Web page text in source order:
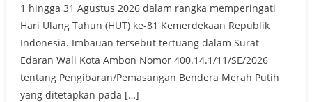
1 hingga 31 Agustus 2026 dalam rangka memperingati
Hari Ulang Tahun (HUT) ke-81 Kemerdekaan Republik
Indonesia. Imbauan tersebut tertuang dalam Surat
Edaran Wali Kota Ambon Nomor 400.14.1/11/SE/2026
tentang Pengibaran/Pemasangan Bendera Merah Putih
yang ditetapkan pada […]